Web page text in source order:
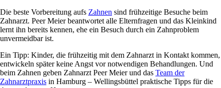
Die beste Vorbereitung aufs Zahnen sind frühzeitige Besuche beim
Zahnarzt. Peer Meier beantwortet alle Elternfragen und das Kleinkind
lernt ihn bereits kennen, ehe ein Besuch durch ein Zahnproblem
unvermeidbar ist.
Ein Tipp: Kinder, die frühzeitig mit dem Zahnarzt in Kontakt kommen,
entwickeln später keine Angst vor notwendigen Behandlungen. Und
beim Zahnen geben Zahnarzt Peer Meier und das Team der
Zahnarztpraxis in Hamburg – Wellingsbüttel praktische Tipps für die